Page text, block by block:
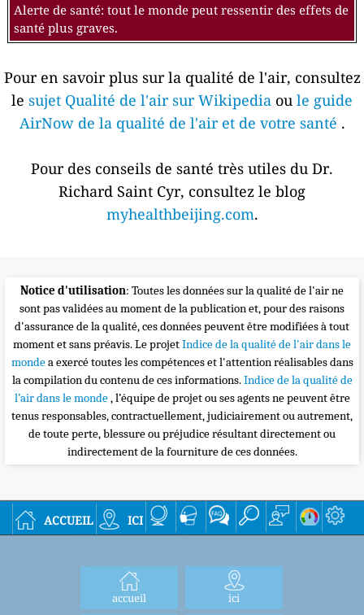
Alerte de santé: tout le monde peut ressentir des effets de
santé plus graves.
Pour en savoir plus sur la qualité de l'air, consultez
le sujet Qualité de l'air sur Wikipedia ou le guide
AirNow de la qualité de l'air et de votre santé .
Pour des conseils de santé très utiles du Dr.
Richard Saint Cyr, consultez le blog
myhealthbeijing.com.
Notice d'utilisation: Toutes les données sur la qualité de l'air ne
sont pas validées au moment de la publication et, pour des raisons
d'assurance de la qualité, ces données peuvent être modifiées à tout
moment et sans préavis. Le projetIndice de la qualité de l'air dans le
mondea exercé toutes les compétences et l'attention réalisables dans
la compilation du contenu de ces informations.Indice de la qualité de
l’air dans le monde, l’équipe de projet ou ses agents ne peuvent être
tenus responsables, contractuellement, judiciairement ou autrement,
de toute perte, blessure ou préjudice résultant directement ou
indirectement de la fourniture de ces données.
accueil ici
accueil ici